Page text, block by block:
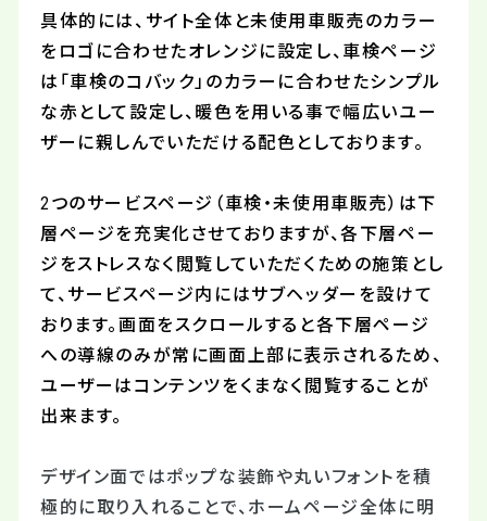
具体的には、サイト全体と未使用車販売のカラー
をロゴに合わせたオレンジに設定し、車検ページ
は「車検のコバック」のカラーに合わせたシンプル
な赤として設定し、暖色を用いる事で幅広いユー
ザーに親しんでいただける配色としております。
2 つのサービスページ（車検・未使用車販売）は下
層ページを充実化させておりますが、各下層ペー
ジをストレスなく閲覧していただくための施策とし
て、サービスページ内にはサブヘッダーを設けて
おります。 画面をスクロールすると各下層ページ
への導線のみが常に画面上部に表示されるため、
ユーザーはコンテンツをくまなく閲覧することが
出来ます。
デザイン面ではポップな装飾や丸いフォントを積
極的に取り入れることで、ホームページ全体に明